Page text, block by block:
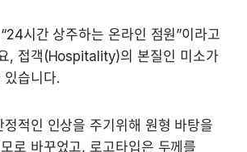
시간 상주하는 온라인 점원”이라고
, 접객(Hospitality)의 본질인 미소가
있습니다.
적인 인상을 주기위해 원형 바탕을
로 바꾸었고, 로고타입은 두께를